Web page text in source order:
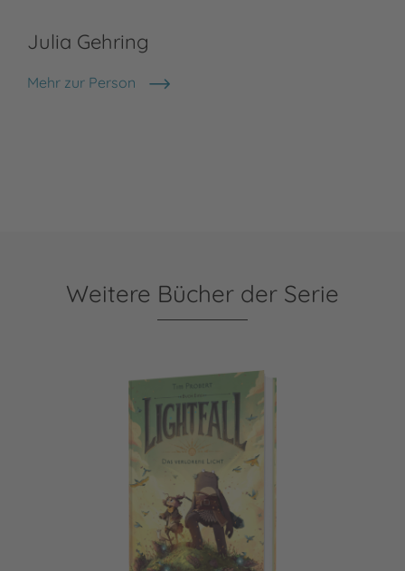
Julia Gehring
Mehr zur Person
Julia Gehring
Weitere Bücher der Serie